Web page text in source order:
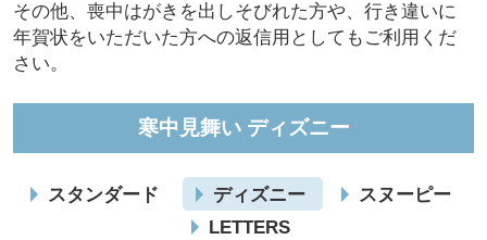
その他、喪中はがきを出しそびれた方や、行き違いに
年賀状をいただいた方への返信用としてもご利用くだ
さい。
寒中見舞い ディズニー
スタンダード ディズニー
スヌーピー
LETTERS